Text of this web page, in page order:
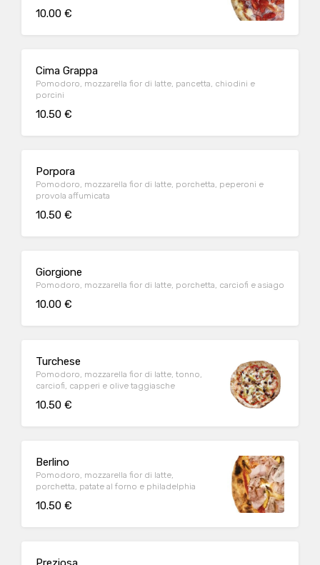
10.00 €
Cima Grappa
Pomodoro, mozzarella fior di latte, pancetta, chiodini e
porcini
10.50 €
Porpora
Pomodoro, mozzarella fior di latte, porchetta, peperoni e
provola affumicata
10.50 €
Giorgione
Pomodoro, mozzarella fior di latte, porchetta, carciofi e asiago
10.00 €
Turchese
Pomodoro, mozzarella fior di latte, tonno,
carciofi, capperi e olive taggiasche
10.50 €
Berlino
Pomodoro, mozzarella fior di latte,
porchetta, patate al forno e philadelphia
10.50 €